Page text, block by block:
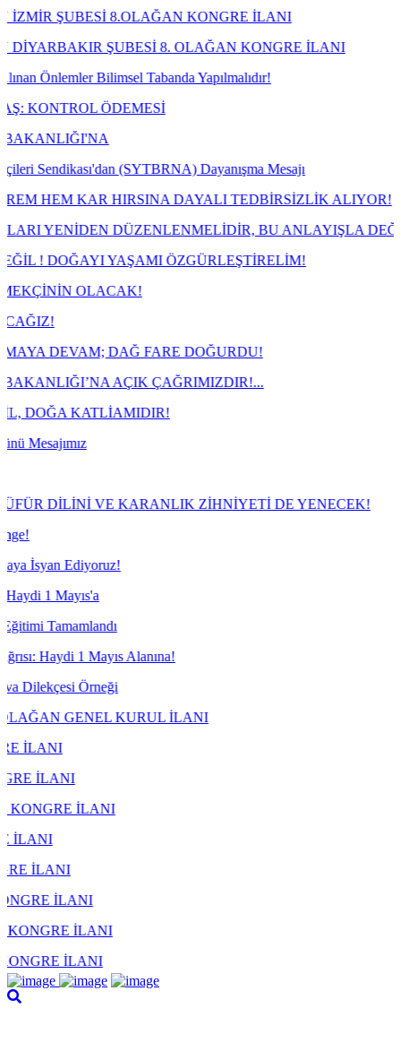
8.OLAĞAN KONGRE İLANI
ŞUBESİ 8. OLAĞAN KONGRE İLANI
Bilimsel Tabanda Yapılmalıdır!
ÖDEMESİ
(SYTBRNA) Dayanışma Mesajı
KAR HIRSINA DAYALI TEDBİRSİZLİK ALIYOR!
DÜZENLENMELİDİR, BU ANLAYIŞLA DEĞİL!
YAŞAMI ÖZGÜRLEŞTİRELİM!
OLACAK!
DAĞ FARE DOĞURDU!
AÇIK ÇAĞRIMIZDIR!...
KATLİAMIDIR!
VE KARANLIK ZİHNİYETİ DE YENECEK!
Ediyoruz!
1 Mayıs Alanına!
Örneği
GENEL KURUL İLANI
İLANI
İLANI
İLANI
İLANI